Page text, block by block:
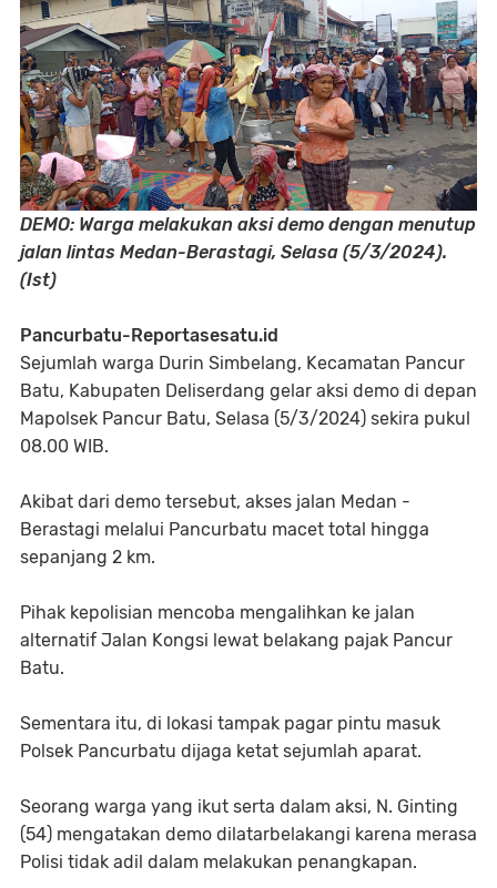
DEMO: Warga melakukan aksi demo dengan menutup
jalan lintas Medan-Berastagi, Selasa (5/3/2024).
(Ist)
Pancurbatu-Reportasesatu.id
Sejumlah warga Durin Simbelang, Kecamatan Pancur
Batu, Kabupaten Deliserdang gelar aksi demo di depan
Mapolsek Pancur Batu, Selasa (5/3/2024) sekira pukul
08.00 WIB.
Akibat dari demo tersebut, akses jalan Medan -
Berastagi melalui Pancurbatu macet total hingga
sepanjang 2 km.
Pihak kepolisian mencoba mengalihkan ke jalan
alternatif Jalan Kongsi lewat belakang pajak Pancur
Batu.
Sementara itu, di lokasi tampak pagar pintu masuk
Polsek Pancurbatu dijaga ketat sejumlah aparat.
Seorang warga yang ikut serta dalam aksi, N. Ginting
(54) mengatakan demo dilatarbelakangi karena merasa
Polisi tidak adil dalam melakukan penangkapan.